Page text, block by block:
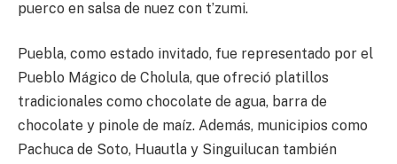
puerco en salsa de nuez con t’zumi.
Puebla, como estado invitado, fue representado por el
Pueblo Mágico de Cholula, que ofreció platillos
tradicionales como chocolate de agua, barra de
chocolate y pinole de maíz. Además, municipios como
Pachuca de Soto, Huautla y Singuilucan también